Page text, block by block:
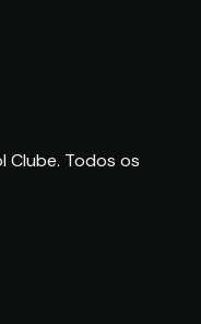
Clube. Todos os